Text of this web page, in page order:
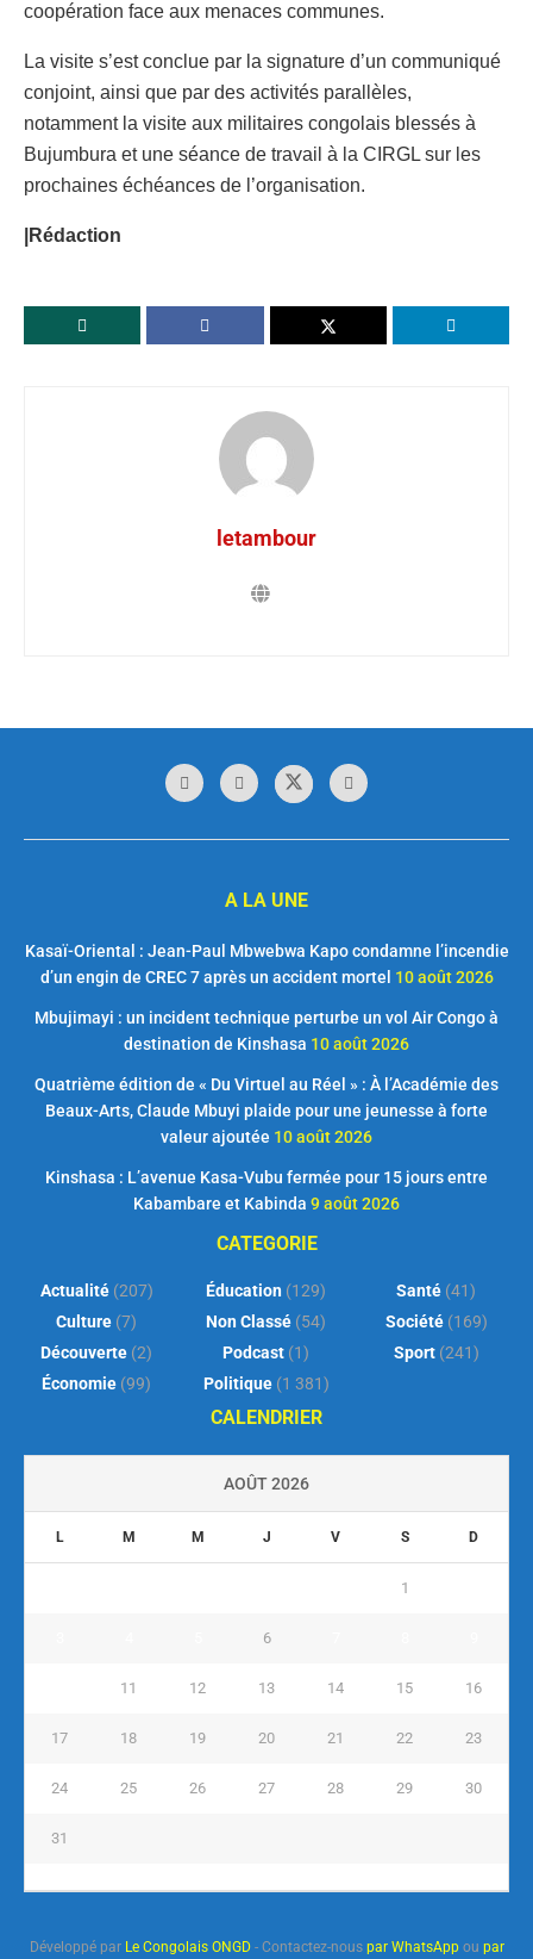
coopération face aux menaces communes.
La visite s’est conclue par la signature d’un communiqué
conjoint, ainsi que par des activités parallèles,
notamment la visite aux militaires congolais blessés à
Bujumbura et une séance de travail à la CIRGL sur les
prochaines échéances de l’organisation.
|Rédaction
letambour
A LA UNE
Kasaï-Oriental : Jean-Paul Mbwebwa Kapo condamne l’incendie
d’un engin de CREC 7 après un accident mortel 10 août 2026
Mbujimayi : un incident technique perturbe un vol Air Congo à
destination de Kinshasa 10 août 2026
Quatrième édition de « Du Virtuel au Réel » : À l’Académie des
Beaux-Arts, Claude Mbuyi plaide pour une jeunesse à forte
valeur ajoutée 10 août 2026
Kinshasa : L’avenue Kasa-Vubu fermée pour 15 jours entre
Kabambare et Kabinda 9 août 2026
CATEGORIE
Actualité(207)
Culture (7)
Découverte (2)
Économie (99)
Éducation (129)
Non Classé (54)
Podcast (1)
Politique(1 381)
Santé (41)
Société(169)
Sport(241)
CALENDRIER
AOÛT 2026
L M M J V S D
1
6
11 12 13 14 15 16
17 18 19 20 21 22 23
24 25 26 27 28 29 30
31
Développé par Le Congolais ONGD- Contactez-nous par WhatsAppou par